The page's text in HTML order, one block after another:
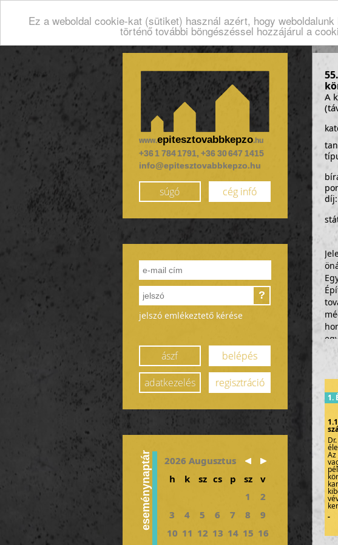
Ez a weboldal cookie-kat (sütiket) használ azért, hogy
történő további böngészéssel hozzájárul a
www.epitesztovabbkepzo.hu
+36 1 784 1791, +36 30 647 1415
info@epitesztovabbkepzo.hu
súgó cég infó
?
jelszó emlékeztető kérése
ászf
belépés
adatkezelés
regisztráció
eseménynaptár
2026 Augusztus
h
k sz cs p sz
v
1
2
3
4 5 6 7 8
9
10 11 12 13 14 15 16
A
díj:
a
1.
-